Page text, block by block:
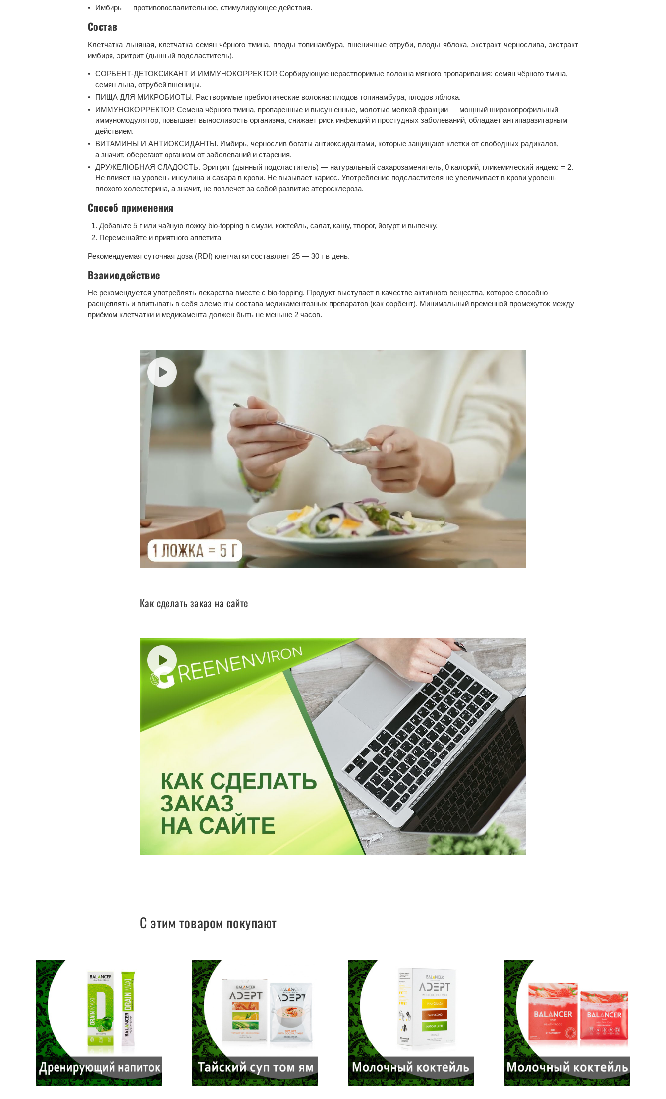
Имбирь — противовоспалительное, стимулирующее действия.
Состав
Клетчатка льняная, клетчатка семян чёрного тмина, плоды топинамбура, пшеничные отруби, плоды яблока, экстракт чернослива, экстракт
имбиря, эритрит (дынный подсластитель).
СОРБЕНТ-ДЕТОКСИКАНТ И ИММУНОКОРРЕКТОР. Сорбирующие нерастворимые волокна мягкого пропаривания: семян чёрного тмина,
семян льна, отрубей пшеницы.
ПИЩА ДЛЯ МИКРОБИОТЫ. Растворимые пребиотические волокна: плодов топинамбура, плодов яблока.
ИММУНОКОРРЕКТОР. Семена чёрного тмина, пропаренные и высушенные, молотые мелкой фракции — мощный широкопрофильный
иммуномодулятор, повышает выносливость организма, снижает риск инфекций и простудных заболеваний, обладает антипаразитарным
действием.
ВИТАМИНЫ И АНТИОКСИДАНТЫ. Имбирь, чернослив богаты антиоксидантами, которые защищают клетки от свободных радикалов,
а значит, оберегают организм от заболеваний и старения.
ДРУЖЕЛЮБНАЯ СЛАДОСТЬ. Эритрит (дынный подсластитель) — натуральный сахарозаменитель, 0 калорий, гликемический индекс = 2.
Не влияет на уровень инсулина и сахара в крови. Не вызывает кариес. Употребление подсластителя не увеличивает в крови уровень
плохого холестерина, а значит, не повлечет за собой развитие атеросклероза.
Способ применения
Добавьте 5 г или чайную ложку bio-topping в смузи, коктейль, салат, кашу, творог, йогурт и выпечку.
Перемешайте и приятного аппетита!
Рекомендуемая суточная доза (RDI) клетчатки составляет 25 — 30 г в день.
Взаимодействие
Не рекомендуется употреблять лекарства вместе с bio-topping. Продукт выступает в качестве активного вещества, которое способно
расщеплять и впитывать в себя элементы состава медикаментозных препаратов (как сорбент). Минимальный временной промежуток между
приёмом клетчатки и медикамента должен быть не меньше 2 часов.
Как сделать заказ на сайте
С этим товаром покупают